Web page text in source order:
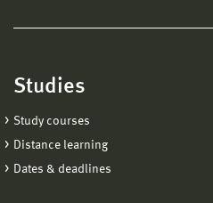
Studies
Study courses
Distance learning
Dates & deadlines